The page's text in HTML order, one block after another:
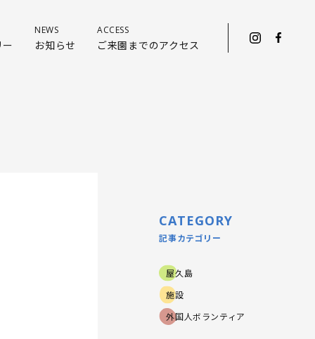
NEWS
お知らせ
ACCESS
ご来園までのアクセス
CATEGORY
記事カテゴリー
屋久島
施設
外国人ボランティア